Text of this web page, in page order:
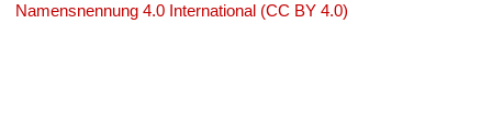
Namensnennung 4.0 International (CC BY 4.0)